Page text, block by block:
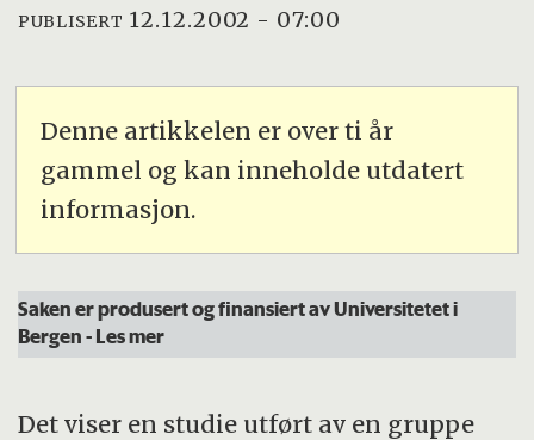
PUBLISERT 12.12.2002 - 07:00
Denne artikkelen er over ti år
gammel og kan inneholde utdatert
informasjon.
Saken er produsert og finansiert av Universitetet i
Bergen- Les mer
Det viser en studie utført av en gruppe